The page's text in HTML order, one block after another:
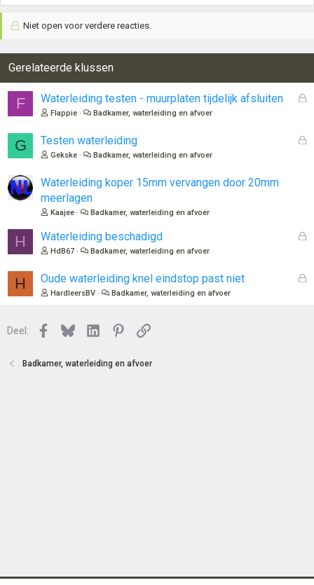
Niet open voor verdere reacties.
Gerelateerde klussen
F
G
Waterleiding testen - muurplaten tijdelijk afsluiten
Flappie Badkamer, waterleiding en afvoer
G
G
Testen waterleiding
Gekske Badkamer, waterleiding en afvoer
Waterleiding koper 15mm vervangen door 20mm
meerlagen
Kaajee Badkamer, waterleiding en afvoer
H
G
Waterleiding beschadigd
HdB67 Badkamer, waterleiding en afvoer
H
G
Oude waterleiding knel eindstop past niet
HardleersBV Badkamer, waterleiding en afvoer
Deel: Facebook
BlueskyLinkedInPinterest
Link
Badkamer, waterleiding en afvoer